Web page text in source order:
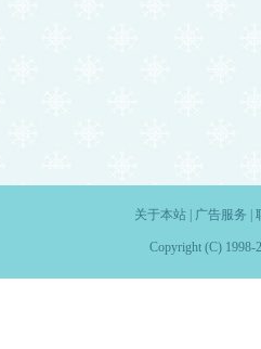
关于本站| 广告服务
Copyright (C) 1998-